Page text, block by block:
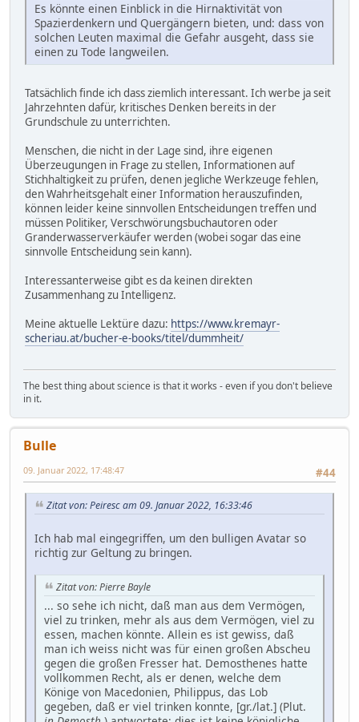
Es könnte einen Einblick in die Hirnaktivität von
Spazierdenkern und Quergängern bieten, und: dass von
solchen Leuten maximal die Gefahr ausgeht, dass sie
einen zu Tode langweilen.
Tatsächlich finde ich dass ziemlich interessant. Ich werbe ja seit
Jahrzehnten dafür, kritisches Denken bereits in der
Grundschule zu unterrichten.
Menschen, die nicht in der Lage sind, ihre eigenen
Überzeugungen in Frage zu stellen, Informationen auf
Stichhaltigkeit zu prüfen, denen jegliche Werkzeuge fehlen,
den Wahrheitsgehalt einer Information herauszufinden,
können leider keine sinnvollen Entscheidungen treffen und
müssen Politiker, Verschwörungsbuchautoren oder
Granderwasserverkäufer werden (wobei sogar das eine
sinnvolle Entscheidung sein kann).
Interessanterweise gibt es da keinen direkten
Zusammenhang zu Intelligenz.
Meine aktuelle Lektüre dazu: https://www.kremayr-
scheriau.at/bucher-e-books/titel/dummheit/
The best thing about science is that it works - even if you don't believe
in it.
Bulle
#44
09. Januar 2022, 17:48:47
Zitat von: Peiresc am 09. Januar 2022, 16:33:46
Ich hab mal eingegriffen, um den bulligen Avatar so
richtig zur Geltung zu bringen.
Zitat von: Pierre Bayle
... so sehe ich nicht, daß man aus dem Vermögen,
viel zu trinken, mehr als aus dem Vermögen, viel zu
essen, machen könnte. Allein es ist gewiss, daß
man ich weiss nicht was für einen großen Abscheu
gegen die großen Fresser hat. Demosthenes hatte
vollkommen Recht, als er denen, welche dem
Könige von Macedonien, Philippus, das Lob
gegeben, daß er viel trinken konnte, [gr./lat.] (Plut.